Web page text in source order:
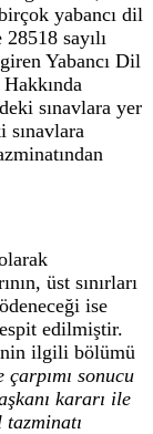
yabancı dil
sayılı
Yabancı Dil
sınavlara yer
sınavlara
üst sınırları
ise
edilmiştir.
ilgili bölümü
çarpımı sonucu
kararı ile